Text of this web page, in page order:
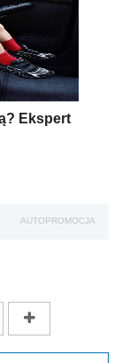
Ekspert
AUTOPROMOCJA